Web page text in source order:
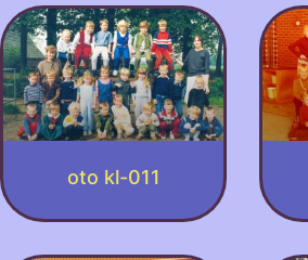
oto kl-011